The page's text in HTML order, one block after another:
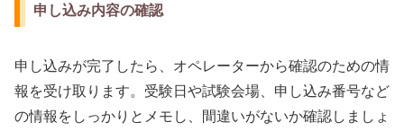
申し込み内容の確認
申し込みが完了したら、オペレーターから確認のための情
報を受け取ります。受験日や試験会場、申し込み番号など
の情報をしっかりとメモし、間違いがないか確認しましょ